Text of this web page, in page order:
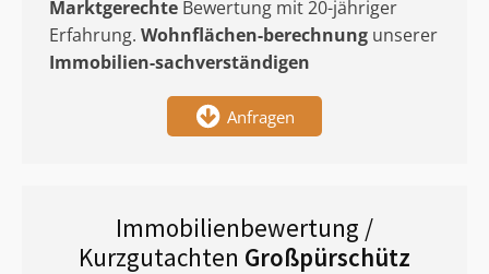
Marktgerechte Bewertung mit 20-jähriger
Erfahrung. Wohnflächen-berechnung unserer
Immobilien-sachverständigen
Anfragen
Immobilienbewertung /
Kurzgutachten Großpürschütz